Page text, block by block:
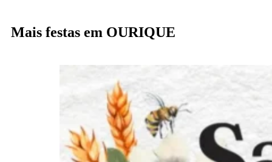
Mais festas em OURIQUE